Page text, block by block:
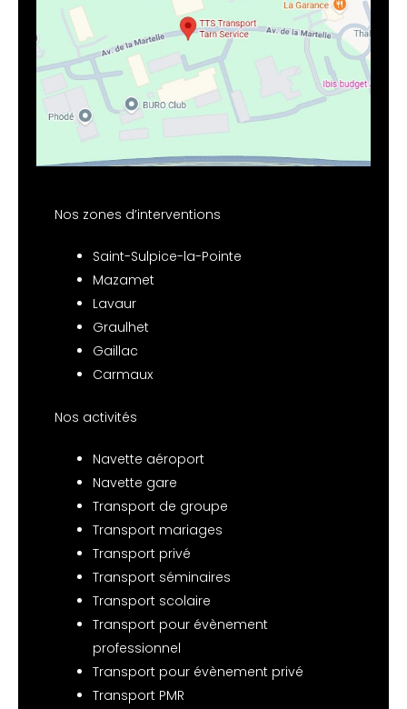
Nos zones d’interventions
Saint-Sulpice-la-Pointe
Mazamet
Lavaur
Graulhet
Gaillac
Carmaux
Nos activités
Navette aéroport
Navette gare
Transport de groupe
Transport mariages
Transport privé
Transport séminaires
Transport scolaire
Transport pour évènement
professionnel
Transport pour évènement privé
Transport PMR